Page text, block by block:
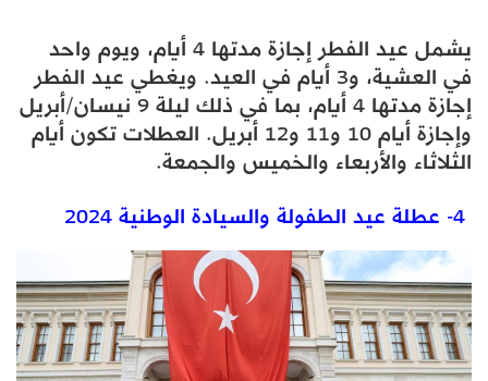
يشمل عيد الفطر إجازة مدتها 4 أيام، ويوم واحد
في العشية، و3 أيام في العيد. ويغطي عيد الفطر
إجازة مدتها 4 أيام، بما في ذلك ليلة 9 نيسان/أبريل
وإجازة أيام 10 و11 و12 أبريل. العطلات تكون أيام
الثلاثاء والأربعاء والخميس والجمعة.